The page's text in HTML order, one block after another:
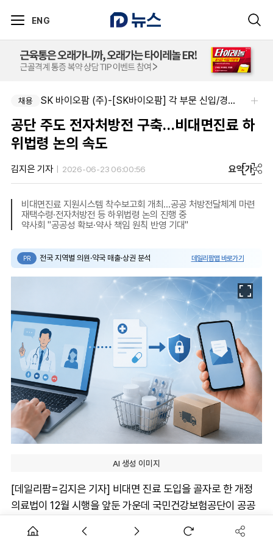
ENG
채용 아주약품-평택공장 제조관리약사 채용(신입우대)
채용 SK 바이오팜 (주)-[SK바이오팜] 각 부문 신입/경력 구성원 영입
공단 주도 전자처방전 구축…비대면진료 하
위법령 논의 속도
김지은 기자 2026-06-23 06:00:56 요약가
비대면진료 지원시스템 착수보고회 개최…공공 처방전달체계 마련
재택수령·전자처방전 등 하위법령 논의 진행 중
약사회 "공공성 확보·약사 책임 원칙 반영 기대"
PR 전국 지역별 의원·약국 매출·상권 분석 데일리팜맵 바로가기
AI 생성 이미지
[데일리팜=김지은 기자] 비대면 진료 도입을 골자로 한 개정
의료법이 12월 시행을 앞둔 가운데 국민건강보험공단이 공공